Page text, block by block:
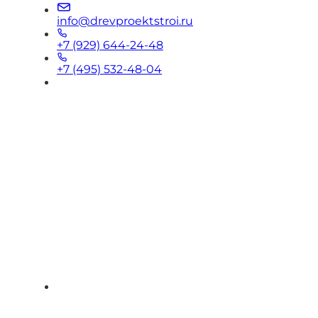
info@drevproektstroi.ru
+7 (929) 644-24-48
+7 (495) 532-48-04